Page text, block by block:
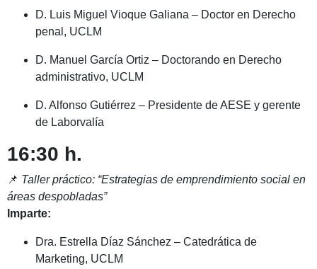
D. Luis Miguel Vioque Galiana – Doctor en Derecho
penal, UCLM
D. Manuel García Ortiz – Doctorando en Derecho
administrativo, UCLM
D. Alfonso Gutiérrez – Presidente de AESE y gerente
de Laborvalía
16:30 h.
📌 Taller práctico: “Estrategias de emprendimiento social en
áreas despobladas”
Imparte:
Dra. Estrella Díaz Sánchez – Catedrática de
Marketing, UCLM